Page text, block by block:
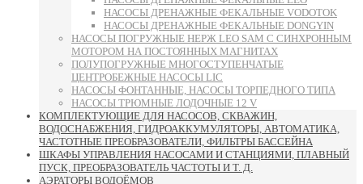
НАСОСЫ ДРЕНАЖНЫЕ ФЕКАЛЬНЫЕ VODOTOK
НАСОСЫ ДРЕНАЖНЫЕ ФЕКАЛЬНЫЕ DONGYIN
НАСОСЫ ПОГРУЖНЫЕ НЕРЖ LEO SAM С СИНХРОННЫМ
МОТОРОМ НА ПОСТОЯННЫХ МАГНИТАХ
ПОЛУПОГРУЖНЫЕ МНОГОСТУПЕНЧАТЫЕ
ЦЕНТРОБЕЖНЫЕ НАСОСЫ LIC
НАСОСЫ ФОНТАННЫЕ, НАСОСЫ ТОРПЕДНОГО ТИПА
НАСОСЫ ТРЮМНЫЕ ЛОДОЧНЫЕ 12 V
КОМПЛЕКТУЮЩИЕ ДЛЯ НАСОСОВ, СКВАЖИН,
ВОДОСНАБЖЕНИЯ, ГИДРОАККУМУЛЯТОРЫ, АВТОМАТИКА,
ЧАСТОТНЫЕ ПРЕОБРАЗОВАТЕЛИ, ФИЛЬТРЫ БАССЕЙНА
ШКАФЫ УПРАВЛЕНИЯ НАСОСАМИ И СТАНЦИЯМИ, ПЛАВНЫЙ
ПУСК, ПРЕОБРАЗОВАТЕЛЬ ЧАСТОТЫ И Т. Д.
АЭРАТОРЫ ВОДОЁМОВ